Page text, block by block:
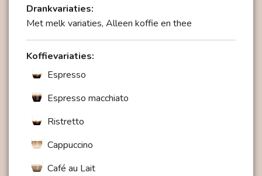
gemorst. Eenvoudig, schoon, snel, comfortabel –
het 5-sterren-idee is zichtbaar tot in het kleinste
TÜV-gecertificeerde hygiënegarantie
Het onderhoud van de GIGA X3c gaat net zo
Drankvariaties:
Met melk variaties, Alleen koffie en thee
Koffievariaties:
Espresso
Espresso macchiato
Ristretto
Cappuccino
Café au Lait